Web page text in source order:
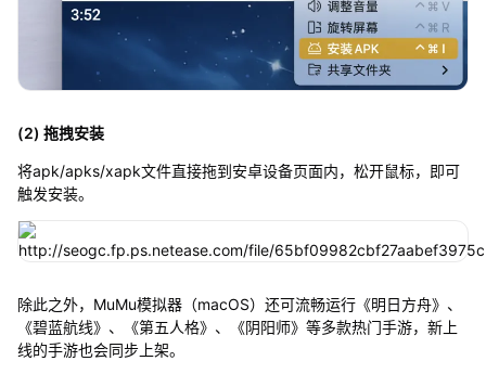
(2) 拖拽安装
将apk/apks/xapk文件直接拖到安卓设备页面内，松开鼠标，即可
触发安装。
除此之外，MuMu模拟器（macOS）还可流畅运行《明日方舟》、
《碧蓝航线》、《第五人格》、《阴阳师》等多款热门手游，新上
线的手游也会同步上架。